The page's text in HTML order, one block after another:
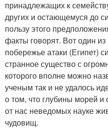
принадлежащих к
других и остающемуся до
пользу этого
факты говорят. Вот один
побережье атаки (Египет)
странное существо с
которого вполне можно
ученым так и не удалось
о том, что глубины морей
от нас неведомых науке
чудовищ.